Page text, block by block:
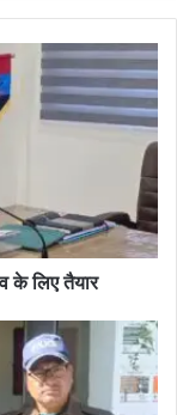
के लिए तैयार